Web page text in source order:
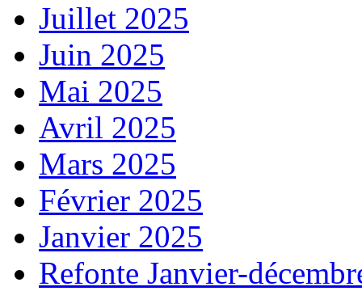
Juillet 2025
Juin 2025
Mai 2025
Avril 2025
Mars 2025
Février 2025
Janvier 2025
Refonte Janvier-